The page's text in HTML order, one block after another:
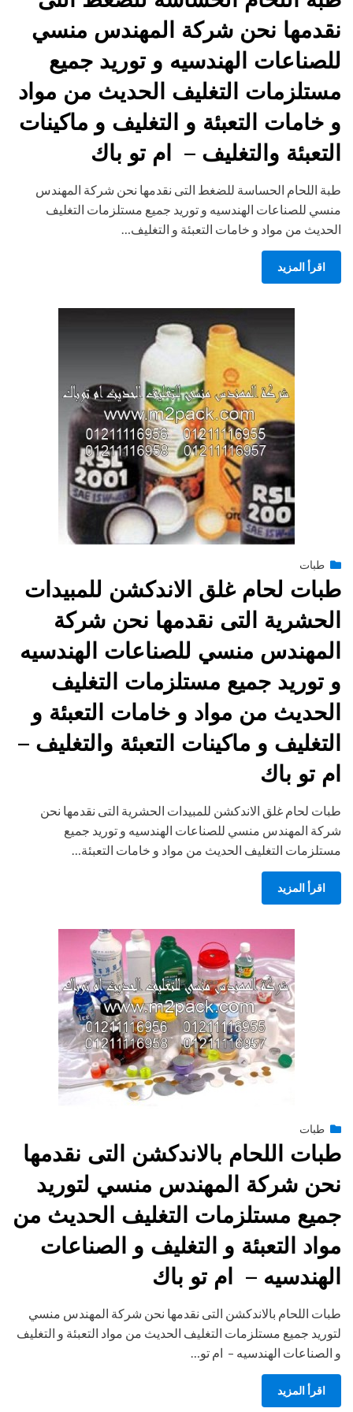
نقدمها نحن شركة المهندس منسي
للصناعات الهندسيه و توريد جميع
مستلزمات التغليف الحديث من مواد
و خامات التعبئة و التغليف و ماكينات
التعبئة والتغليف – ام تو باك
طبة اللحام الحساسة للضغط التى نقدمها نحن شركة المهندس
منسي للصناعات الهندسيه و توريد جميع مستلزمات التغليف
الحديث من مواد و خامات التعبئة و التغليف…
اقرأ المزيد
engmansyPosted
فبراير 15, 2015
طبات
طبات لحام غلق الاندكشن للمبيدات
الحشرية التى نقدمها نحن شركة
المهندس منسي للصناعات الهندسيه
و توريد جميع مستلزمات التغليف
الحديث من مواد و خامات التعبئة و
التغليف و ماكينات التعبئة والتغليف –
ام تو باك
طبات لحام غلق الاندكشن للمبيدات الحشرية التى نقدمها نحن
شركة المهندس منسي للصناعات الهندسيه و توريد جميع
مستلزمات التغليف الحديث من مواد و خامات التعبئة…
اقرأ المزيد
engmansyPosted
فبراير 15, 2015
طبات
طبات اللحام بالاندكشن التى نقدمها
نحن شركة المهندس منسي لتوريد
جميع مستلزمات التغليف الحديث من
مواد التعبئة و التغليف و الصناعات
الهندسيه – ام تو باك
طبات اللحام بالاندكشن التى نقدمها نحن شركة المهندس منسي
لتوريد جميع مستلزمات التغليف الحديث من مواد التعبئة و التغليف
و الصناعات الهندسيه – ام تو…
اقرأ المزيد